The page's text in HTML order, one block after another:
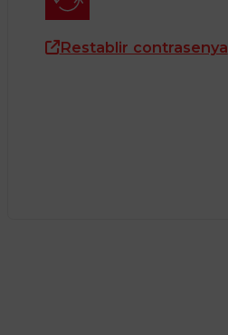
Restablir contrasenya